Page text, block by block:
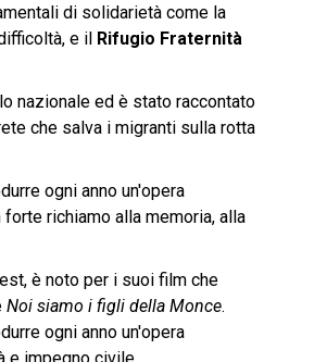
di solidarietà come la
e il Rifugio Fraternità
nazionale ed è stato raccontato
che salva i migranti sulla rotta
ogni anno un'opera
richiamo alla memoria, alla
è noto per i suoi film che
Noi siamo i figli della Monce.
ogni anno un'opera
e impegno civile.